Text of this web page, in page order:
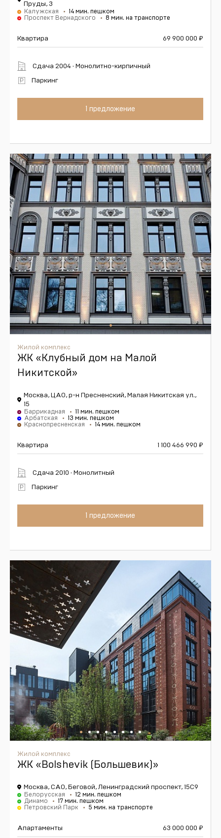
Пруды, 3
Калужская
14 мин. пешком
Проспект Вернадского
8 мин. на транспорте
Квартира 69 900 000 ₽
Сдача 2004 · Монолитно-кирпичный
Паркинг
1 предложение
Жилой комплекс
ЖК «Клубный дом на Малой
Никитской»
Москва, ЦАО, р-н Пресненский, Малая Никитская ул.,
15
Баррикадная
11 мин. пешком
Арбатская
13 мин. пешком
Краснопресненская
14 мин. пешком
Квартира 1 100 466 990 ₽
Сдача 2010 · Монолитный
Паркинг
1 предложение
Жилой комплекс
ЖК «Bolshevik (Большевик)»
Москва, САО, Беговой, Ленинградский проспект, 15С9
Белорусская
12 мин. пешком
Динамо
17 мин. пешком
Петровский Парк
5 мин. на транспорте
Апартаменты 63 000 000 ₽